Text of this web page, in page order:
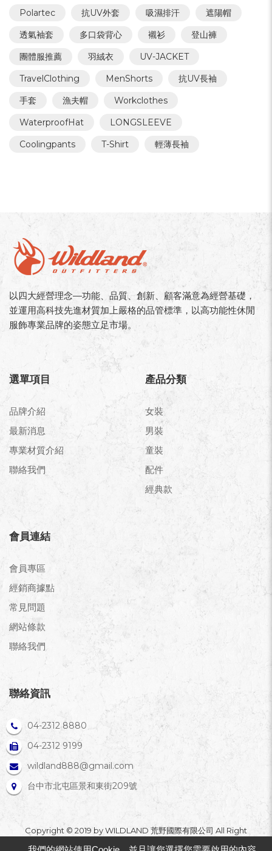
Polartec
抗UV外套 吸濕排汗
遮陽帽
透氣袖套
多口袋背心 襯衫
登山褲
團體服推薦
羽絨衣
UV-JACKET
TravelClothing
MenShorts
抗UV長袖
手套
漁夫帽
Workclothes
WaterproofHat
LONGSLEEVE
Coolingpants
T-Shirt 輕薄長袖
以四大經營理念—功能、品質、創新、顧客滿意為經營基礎，
並運用高科技先進材質加上嚴格的品管標準，以高功能性休閒
服飾專業品牌的姿態立足市場。
選單項目
品牌介紹
最新消息
專業材質介紹
聯絡我們
產品分類
女裝
男裝
童裝
配件
經典款
會員連結
會員專區
經銷商據點
常見問題
網站條款
聯絡我們
聯絡資訊
04-2312 8880
04-2312 9199
wildland888@gmail.com
台中市北屯區景和東街209號
Copyright © 2019 by WILDLAND 荒野國際有限公司 All Right
Reserverd.